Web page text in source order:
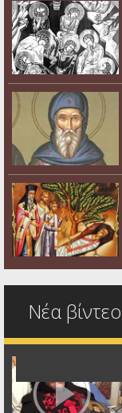
Νέα βίντεο